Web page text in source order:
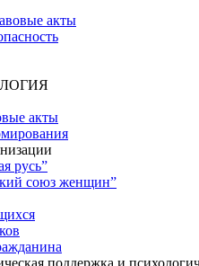
акты
акты
русь”
союз женщин”
поддержка и